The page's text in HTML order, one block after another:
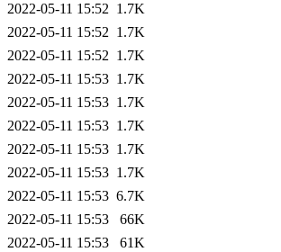
2022-05-11 15:52 1.7K
2022-05-11 15:52 1.7K
2022-05-11 15:52 1.7K
2022-05-11 15:53 1.7K
2022-05-11 15:53 1.7K
2022-05-11 15:53 1.7K
2022-05-11 15:53 1.7K
2022-05-11 15:53 1.7K
2022-05-11 15:53 6.7K
2022-05-11 15:53
66K
2022-05-11 15:53
61K